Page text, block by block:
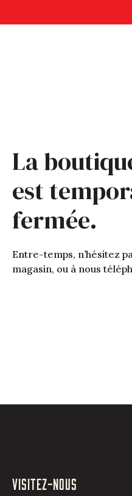
La
est
fermée.
Entre-temps, n’hésitez
magasin, ou à nous
VISITEZ-NOUS